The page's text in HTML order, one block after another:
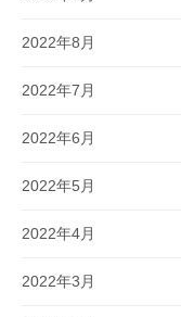
2022年8月
2022年7月
2022年6月
2022年5月
2022年4月
2022年3月